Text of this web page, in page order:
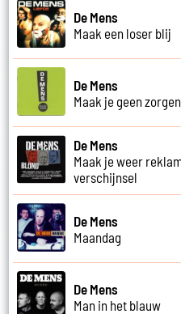
De Mens
Maak een loser blij
De Mens
Maak je geen
De Mens
Maak je weer
verschijnsel
De Mens
Maandag
De Mens
Man in het blauw